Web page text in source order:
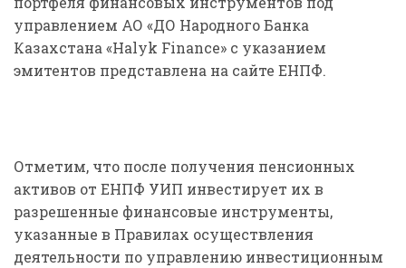
управлением АО «ДО Народного Банка
Казахстана «Halyk Finance» с указанием
эмитентов представлена на сайте ЕНПФ.
Отметим, что после получения пенсионных
активов от ЕНПФ УИП инвестирует их в
разрешенные финансовые инструменты,
указанные в Правилах осуществления
деятельности по управлению инвестиционным